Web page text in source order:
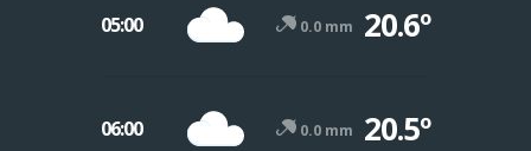
05:00 0.0 mm 20.6º
06:00 0.0 mm 20.5º